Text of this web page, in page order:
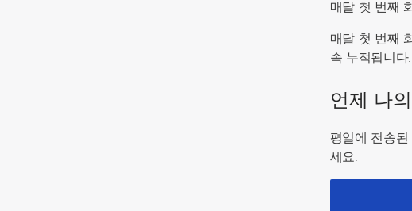
매달 첫 번째
매달 첫 번째
속 누적됩니다.
언제 나
평일에 전송
세요.